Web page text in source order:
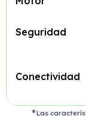
Seguridad
Conectividad
Las